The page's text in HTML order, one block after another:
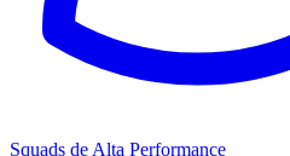
Squads de Alta Performance